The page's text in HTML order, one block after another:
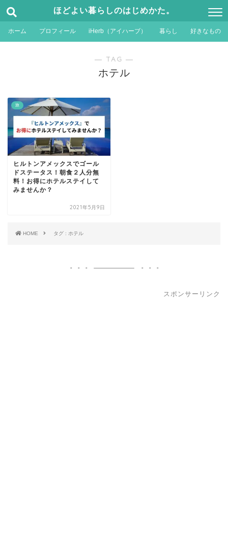
ほどよい暮らしのはじめかた。
ホーム プロフィール iHerb（アイハーブ） 暮らし 好きなもの
― TAG ―
ホテル
旅
ヒルトンアメックスでゴール
ドステータス！朝食２人分無
料！お得にホテルステイして
みませんか？
2021年5月9日
HOME タグ : ホテル
スポンサーリンク